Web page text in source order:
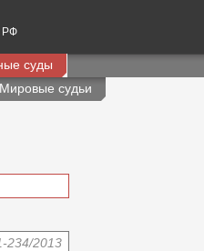
РФ
суды
Мировые судьи
234/2013